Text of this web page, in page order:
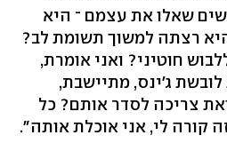
שאלו את עצמם ־ היא
רצתה למשוך תשומת לב?
חוטיני? ואני אומרת,
ג'ינס, מתיישבת,
צריכה לסדר אותם? כל
קורה לי, אני אוכלת אותה".